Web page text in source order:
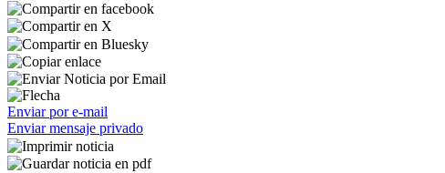
Enviar por e-mail
Enviar mensaje privado